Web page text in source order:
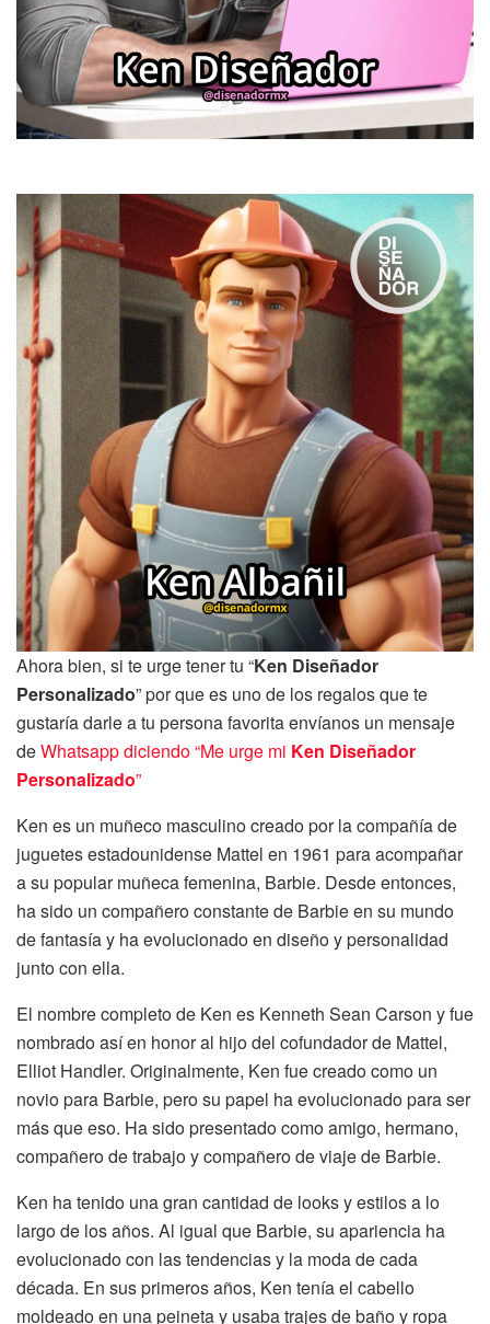
Ahora bien, si te urge tener tu “Ken Diseñador
Personalizado” por que es uno de los regalos que te
gustaría darle a tu persona favorita envíanos un mensaje
deWhatsapp diciendo “Me urge mi Ken Diseñador
Personalizado”
Ken es un muñeco masculino creado por la compañía de
juguetes estadounidense Mattel en 1961 para acompañar
a su popular muñeca femenina, Barbie. Desde entonces,
ha sido un compañero constante de Barbie en su mundo
de fantasía y ha evolucionado en diseño y personalidad
junto con ella.
El nombre completo de Ken es Kenneth Sean Carson y fue
nombrado así en honor al hijo del cofundador de Mattel,
Elliot Handler. Originalmente, Ken fue creado como un
novio para Barbie, pero su papel ha evolucionado para ser
más que eso. Ha sido presentado como amigo, hermano,
compañero de trabajo y compañero de viaje de Barbie.
Ken ha tenido una gran cantidad de looks y estilos a lo
largo de los años. Al igual que Barbie, su apariencia ha
evolucionado con las tendencias y la moda de cada
década. En sus primeros años, Ken tenía el cabello
moldeado en una peineta y usaba trajes de baño y ropa